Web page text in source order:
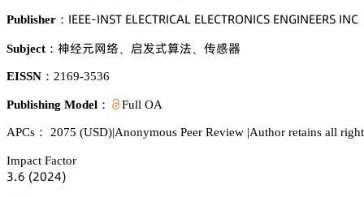
Publisher： 喊乊乊乊-喊沟偌穫 乊欄乊。穫葤喊。嵻欄 乊欄乊。穫葤鵣沟喊。偌 乊沟佥喊沟乊乊葤偌 喊沟。
Subject： 蘽牴炌㢿謩 偊䖵旙躡渑 卢咱裱
EISSN： 2169-3536
Publishing Model： Full OA
APCs： 2075 (USD)|Anonymous Peer Review |Author retains all
Impact Factor
杚.炆 (缗蔡缗鋺)